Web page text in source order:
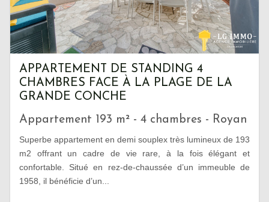
APPARTEMENT DE STANDING 4
CHAMBRES FACE À LA PLAGE DE LA
GRANDE CONCHE
Appartement 193 m² - 4 chambres - Royan
Superbe appartement en demi souplex très lumineux de 193
m2 offrant un cadre de vie rare, à la fois élégant et
confortable. Situé en rez-de-chaussée d’un immeuble de
1958, il bénéficie d’un...